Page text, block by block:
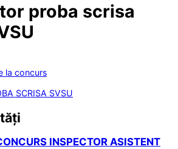
proba scrisa
la concurs
SCRISA SVSU
INSPECTOR ASISTENT